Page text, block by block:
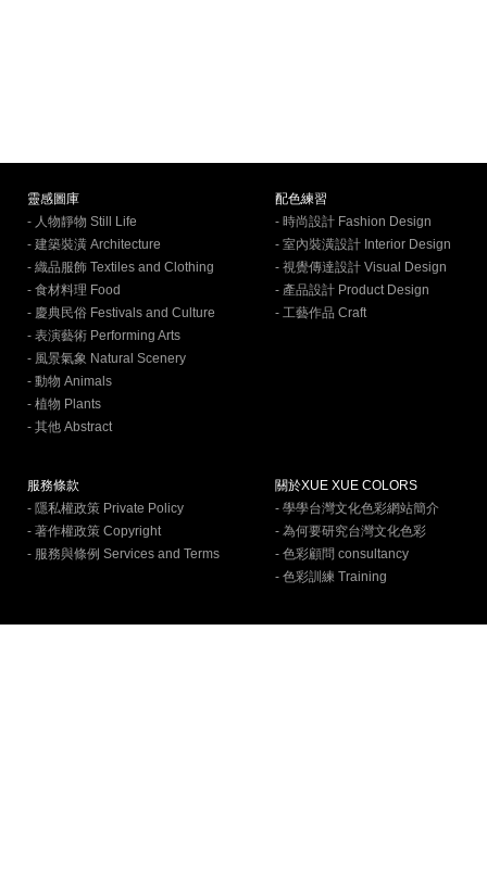
靈感圖庫
- 人物靜物 Still Life
- 建築裝潢 Architecture
- 織品服飾 Textiles and Clothing
- 食材料理 Food
- 慶典民俗 Festivals and Culture
- 表演藝術 Performing Arts
- 風景氣象 Natural Scenery
- 動物 Animals
- 植物 Plants
- 其他 Abstract
配色練習
- 時尚設計 Fashion Design
- 室內裝潢設計 Interior Design
- 視覺傳達設計 Visual Design
- 產品設計 Product Design
- 工藝作品 Craft
服務條款
- 隱私權政策 Private Policy
- 著作權政策 Copyright
- 服務與條例 Services and Terms
關於XUE XUE COLORS
- 學學台灣文化色彩網站簡介
- 為何要研究台灣文化色彩
- 色彩顧問 consultancy
- 色彩訓練 Training